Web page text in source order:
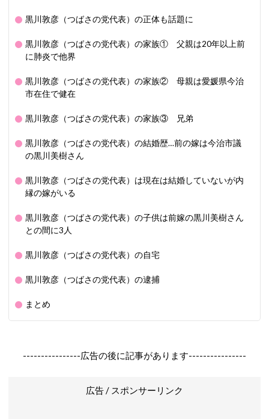
黒川敦彦（つばさの党代表）の正体も話題に
黒川敦彦（つばさの党代表）の家族① 父親は20年以上前
に肺炎で他界
黒川敦彦（つばさの党代表）の家族② 母親は愛媛県今治
市在住で健在
黒川敦彦（つばさの党代表）の家族③ 兄弟
黒川敦彦（つばさの党代表）の結婚歴…前の嫁は今治市議
の黒川美樹さん
黒川敦彦（つばさの党代表）は現在は結婚していないが内
縁の嫁がいる
黒川敦彦（つばさの党代表）の子供は前嫁の黒川美樹さん
との間に3人
黒川敦彦（つばさの党代表）の自宅
黒川敦彦（つばさの党代表）の逮捕
まとめ
----------------広告の後に記事があります----------------
広告 / スポンサーリンク